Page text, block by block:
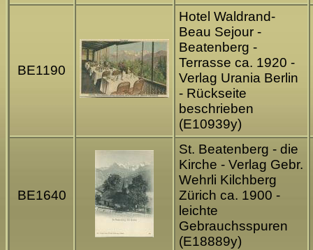
BE1190
Hotel Waldrand-
Beau Sejour -
Beatenberg -
Terrasse ca. 1920 -
Verlag Urania Berlin
- Rückseite
beschrieben
(E10939y)
BE1640
St. Beatenberg - die
Kirche - Verlag Gebr.
Wehrli Kilchberg
Zürich ca. 1900 -
leichte
Gebrauchsspuren
(E18889y)